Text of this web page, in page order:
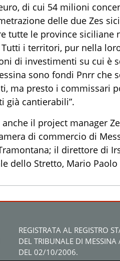
, di cui 54 milioni
delle due Zes
tutte le province siciliane
i territori, pur nella
di investimenti su cui è
sono fondi Pnrr che
, ma presto i commissari
già cantierabili”.
il project manager
di commercio di
il direttore di
dello Stretto, Mario Paolo
REGISTRATA AL REGISTRO
DEL TRIBUNALE DI
DEL 02/10/2006.